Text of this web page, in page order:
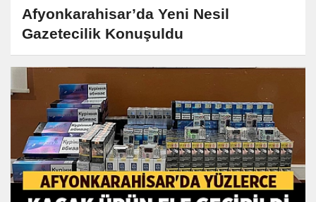
Afyonkarahisar’da Yeni Nesil
Gazetecilik Konuşuldu